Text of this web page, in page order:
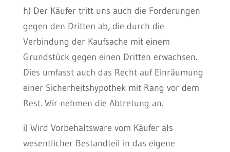
h) Der Käufer tritt uns auch die Forderungen
gegen den Dritten ab, die durch die
Verbindung der Kaufsache mit einem
Grundstück gegen einen Dritten erwachsen.
Dies umfasst auch das Recht auf Einräumung
einer Sicherheitshypothek mit Rang vor dem
Rest. Wir nehmen die Abtretung an.
i) Wird Vorbehaltsware vom Käufer als
wesentlicher Bestandteil in das eigene